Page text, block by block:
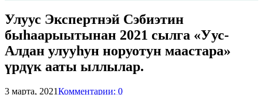
Улуус Экспертнэй Сэбиэтин
быһаарыытынан 2021 сылга «Уус-
Алдан улууһун норуотун маастара»
үрдүк ааты ыллылар.
3 марта, 2021Комментарии: 0